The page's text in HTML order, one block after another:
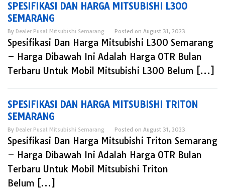
SPESIFIKASI DAN HARGA MITSUBISHI L300
SEMARANG
By Dealer Pusat Mitsubishi Semarang Posted on August 31, 2023
Spesifikasi Dan Harga Mitsubishi L300 Semarang
– Harga Dibawah Ini Adalah Harga OTR Bulan
Terbaru Untuk Mobil Mitsubishi L300 Belum […]
SPESIFIKASI DAN HARGA MITSUBISHI TRITON
SEMARANG
By Dealer Pusat Mitsubishi Semarang Posted on August 31, 2023
Spesifikasi Dan Harga Mitsubishi Triton Semarang
– Harga Dibawah Ini Adalah Harga OTR Bulan
Terbaru Untuk Mobil Mitsubishi Triton
Belum […]